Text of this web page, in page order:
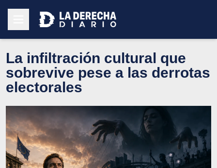
La infiltración cultural que
sobrevive pese a las derrotas
electorales